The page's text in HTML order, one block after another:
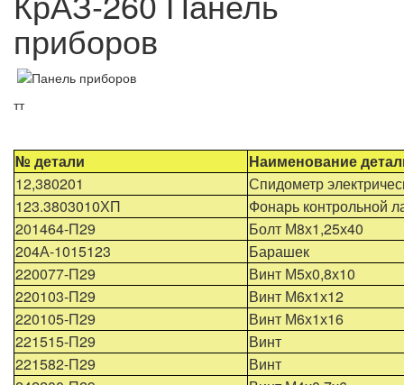
приборов
тт
№ детали
Наименование
12,380201
Спидометр
123.3803010ХП
Фонарь контрольной
201464-П29
Болт М8х1,25х40
204А-1015123
Барашек
220077-П29
Винт М5х0,8х10
220103-П29
Винт М6х1х12
220105-П29
Винт М6х1х16
221515-П29
Винт
221582-П29
Винт